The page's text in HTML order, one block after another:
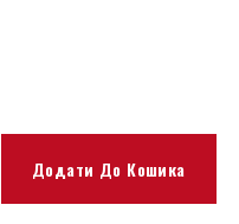
Додати До Кошика